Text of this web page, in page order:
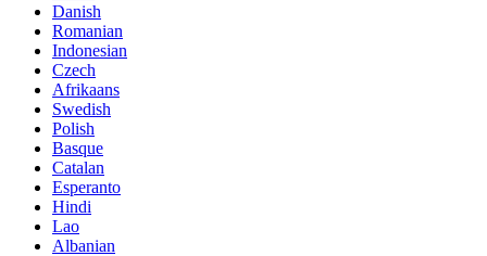
Danish
Romanian
Indonesian
Czech
Afrikaans
Swedish
Polish
Basque
Catalan
Esperanto
Hindi
Lao
Albanian